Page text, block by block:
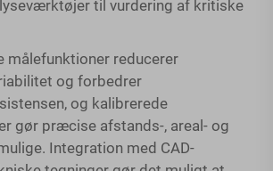
til vurdering af kritiske
målefunktioner reducerer
og forbedrer
og kalibrerede
gør præcise afstands-, areal- og
Integration med CAD-